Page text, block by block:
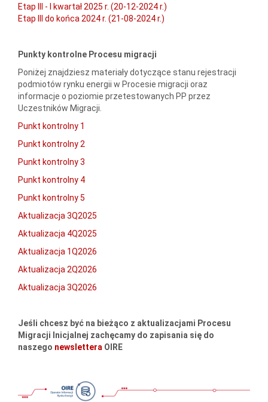
Etap III - I kwartał 2025 r. (20-12-2024 r.)
Etap III do końca 2024 r. (21-08-2024 r.)
Punkty kontrolne Procesu migracji
Poniżej znajdziesz materiały dotyczące stanu rejestracji
podmiotów rynku energii w Procesie migracji oraz
informacje o poziomie przetestowanych PP przez
Uczestników Migracji.
Punkt kontrolny 1
Punkt kontrolny 2
Punkt kontrolny 3
Punkt kontrolny 4
Punkt kontrolny 5
Aktualizacja 3Q2025
Aktualizacja 4Q2025
Aktualizacja 1Q2026
Aktualizacja 2Q2026
Aktualizacja 3Q2026
Jeśli chcesz być na bieżąco z aktualizacjami Procesu
Migracji Inicjalnej zachęcamy do zapisania się do
naszego newslettera OIRE